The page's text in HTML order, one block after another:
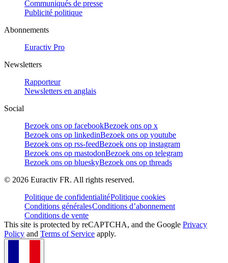
Communiqués de presse
Publicité politique
Abonnements
Euractiv Pro
Newsletters
Rapporteur
Newsletters en anglais
Social
Bezoek ons op facebookBezoek ons op x
Bezoek ons op linkedinBezoek ons op youtube
Bezoek ons op rss-feedBezoek ons op instagram
Bezoek ons op mastodonBezoek ons op telegram
Bezoek ons op blueskyBezoek ons op threads
© 2026 Euractiv FR. All rights reserved.
Politique de confidentialitéPolitique cookies
Conditions généralesConditions d’abonnement
Conditions de vente
This site is protected by reCAPTCHA, and the Google Privacy
Policy and Terms of Service apply.